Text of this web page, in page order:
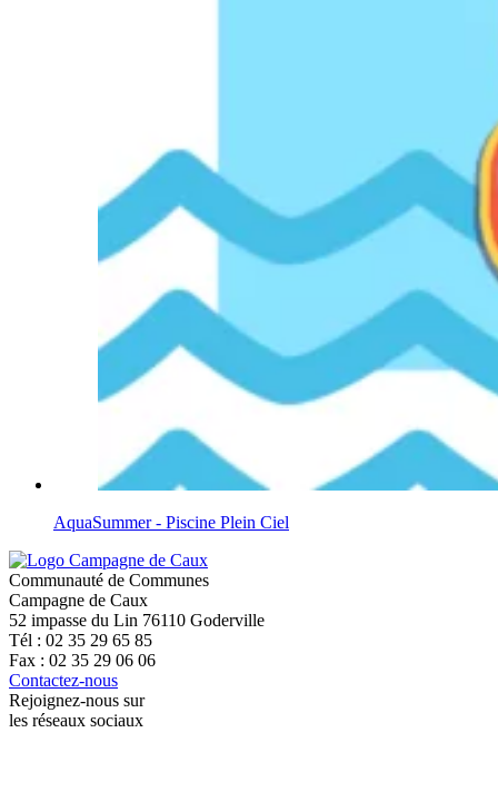
AquaSummer - Piscine Plein Ciel
Communauté de Communes
Campagne de Caux
52 impasse du Lin 76110 Goderville
Tél : 02 35 29 65 85
Fax : 02 35 29 06 06
Contactez-nous
Rejoignez-nous sur
les réseaux sociaux